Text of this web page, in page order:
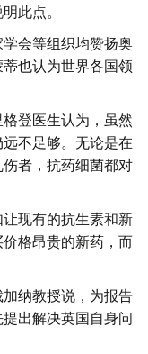
此点。
会等组织均赞扬奥
也认为世界各国领
登医生认为，虽然
不足够。无论是在
者，抗药细菌都对
现有的抗生素和新
格昂贵的新药，而
纳教授说，为报告
出解决英国自身问